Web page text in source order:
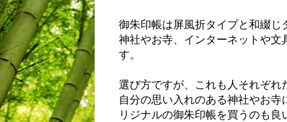
御朱印帳は屏風折タイプと和綴じ
神社やお寺、インターネットや文
す。
選び方ですが、これも人それぞれ
自分の思い入れのある神社やお
リジナルの御朱印帳を買うのも